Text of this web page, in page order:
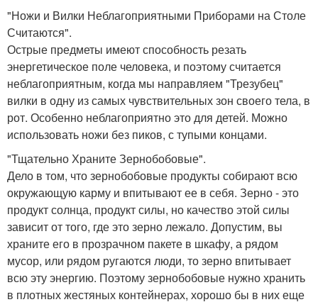
"Ножи и Вилки Неблагоприятными Приборами на Столе
Считаются".
Острые предметы имеют способность резать
энергетическое поле человека, и поэтому считается
неблагоприятным, когда мы направляем "Трезубец"
вилки в одну из самых чувствительных зон своего тела, в
рот. Особенно неблагоприятно это для детей. Можно
использовать ножи без пиков, с тупыми концами.
"Тщательно Храните Зернобобовые".
Дело в том, что зернобобовые продукты собирают всю
окружающую карму и впитывают ее в себя. Зерно - это
продукт солнца, продукт силы, но качество этой силы
зависит от того, где это зерно лежало. Допустим, вы
храните его в прозрачном пакете в шкафу, а рядом
мусор, или рядом ругаются люди, то зерно впитывает
всю эту энергию. Поэтому зернобобовые нужно хранить
в плотных жестяных контейнерах, хорошо бы в них еще